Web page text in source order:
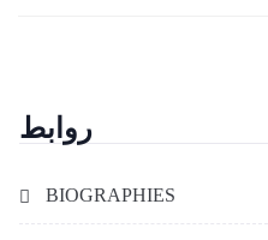
روابط
BIOGRAPHIES